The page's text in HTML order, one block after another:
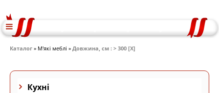
Каталог » М'які меблі » Довжина, см : > 300 [X]
Кухні